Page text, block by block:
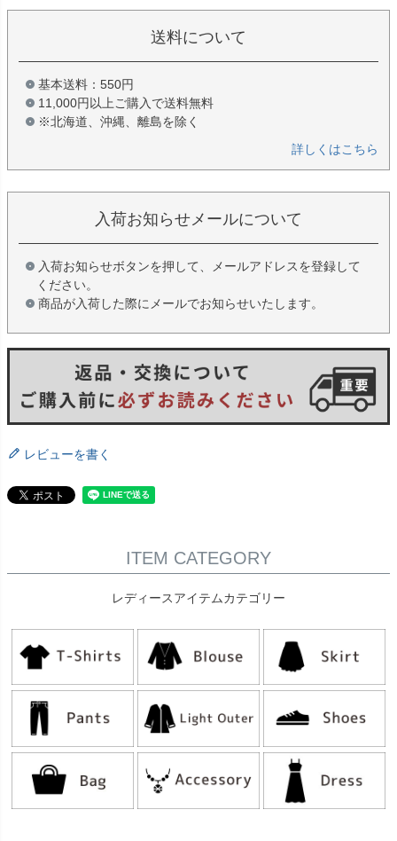
送料について
基本送料：550円
11,000円以上ご購入で送料無料
※北海道、沖縄、離島を除く
詳しくはこちら
入荷お知らせメールについて
入荷お知らせボタンを押して、メールアドレスを登録して
ください。
商品が入荷した際にメールでお知らせいたします。
レビューを書く
ITEM CATEGORY
レディースアイテムカテゴリー